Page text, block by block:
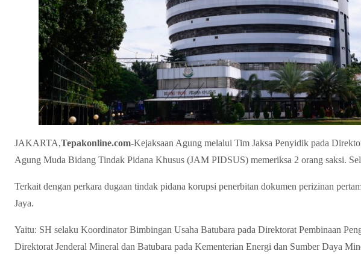
JAKARTA,Tepakonline.com-Kejaksaan Agung melalui Tim Jaksa Penyidik pada
Agung Muda Bidang Tindak Pidana Khusus (JAM PIDSUS) memeriksa 2 orang saksi.
Terkait dengan perkara dugaan tindak pidana korupsi penerbitan dokumen perizinan
Jaya.
Yaitu: SH selaku Koordinator Bimbingan Usaha Batubara pada Direktorat Pembinaan
Direktorat Jenderal Mineral dan Batubara pada Kementerian Energi dan Sumber Daya